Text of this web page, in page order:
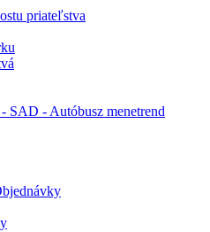
priateľstva
SAD - Autóbusz menetrend